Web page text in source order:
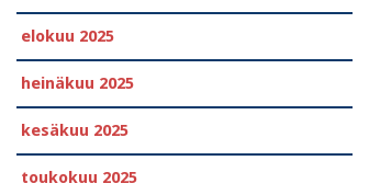
elokuu 2025
heinäkuu 2025
kesäkuu 2025
toukokuu 2025